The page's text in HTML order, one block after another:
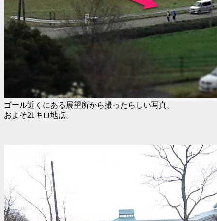
ゴール近くにある展望所から撮ったらしい写真。
およそ21キロ地点。